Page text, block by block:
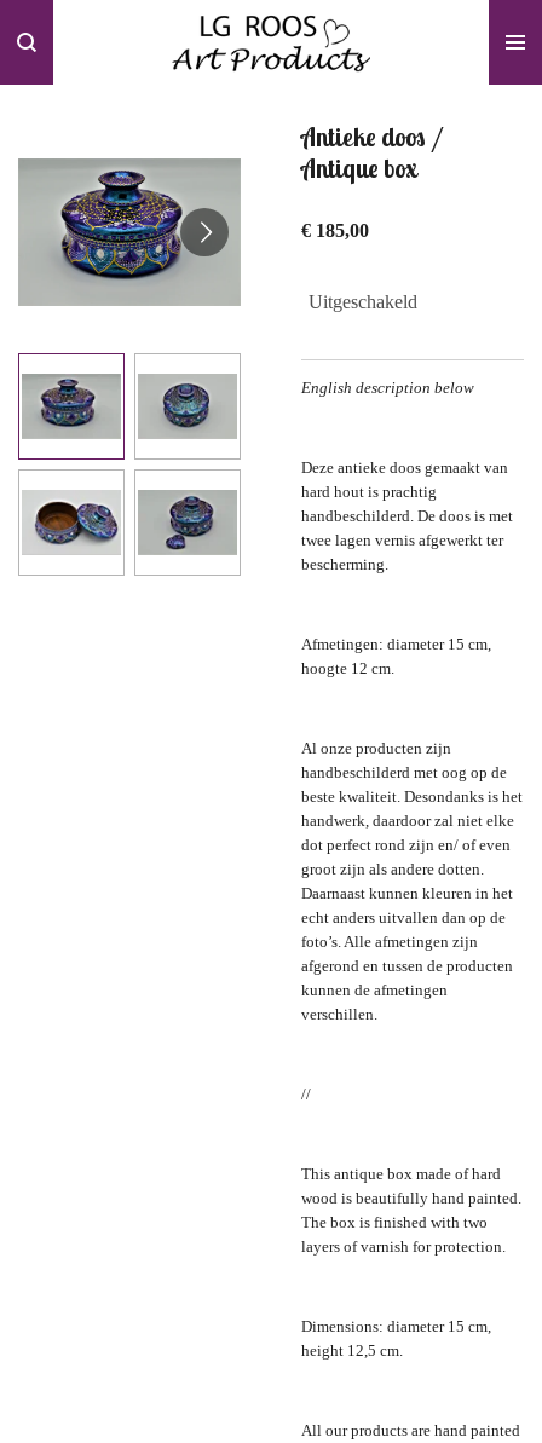
direct
Antieke doos /
Antique box
€ 185,00
Uitgeschakeld
English description below
Deze antieke doos gemaakt van
hard hout is prachtig
handbeschilderd. De doos is met
twee lagen vernis afgewerkt ter
bescherming.
Afmetingen: diameter 15 cm,
hoogte 12 cm.
Al onze producten zijn
handbeschilderd met oog op de
beste kwaliteit. Desondanks is het
handwerk, daardoor zal niet elke
dot perfect rond zijn en/ of even
groot zijn als andere dotten.
Daarnaast kunnen kleuren in het
echt anders uitvallen dan op de
foto’s. Alle afmetingen zijn
afgerond en tussen de producten
kunnen de afmetingen
verschillen.
//
This antique box made of hard
wood is beautifully hand painted.
The box is finished with two
layers of varnish for protection.
Dimensions: diameter 15 cm,
height 12,5 cm.
All our products are hand painted